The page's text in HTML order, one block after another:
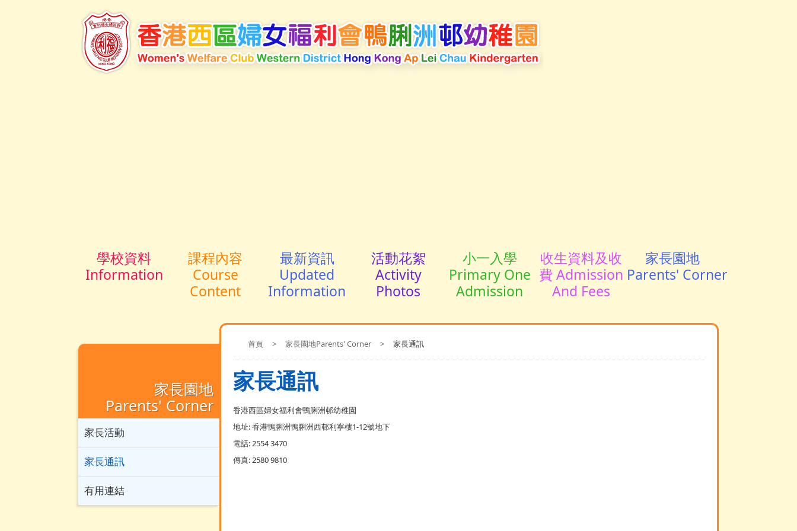
學校資料
Information
課程內容
Course
Content
最新資訊
Updated
Information
活動花絮
Activity
Photos
小一入學
Primary One
Admission
收生資料及收
費 Admission
And Fees
家長園地
Parents' Corner
首頁 > 家長園地Parents' Corner > 家長通訊
家長通訊
香港西區婦女福利會鴨脷洲邨幼稚園
地址:香港鴨脷洲鴨脷洲西邨利寧樓1-12號地下
電話:2554 3470
傳真:2580 9810
家長園地
Parents' Corner
家長活動
家長通訊
有用連結